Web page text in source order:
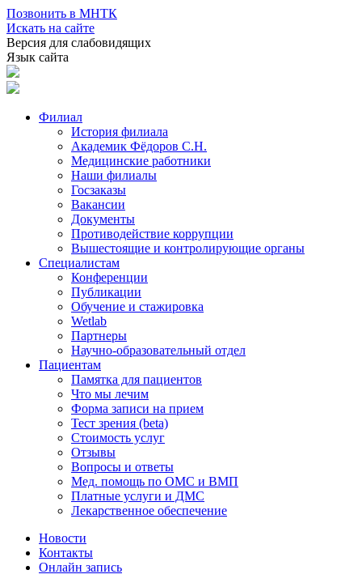
Позвонить в МНТК
Искать на сайте
Версия для слабовидящих
Язык сайта
Филиал
История филиала
Академик Фёдоров С.Н.
Медицинские работники
Наши филиалы
Госзаказы
Вакансии
Документы
Противодействие коррупции
Вышестоящие и контролирующие органы
Специалистам
Конференции
Публикации
Обучение и стажировка
Wetlab
Партнеры
Научно-образовательный отдел
Пациентам
Памятка для пациентов
Что мы лечим
Форма записи на прием
Тест зрения (beta)
Стоимость услуг
Отзывы
Вопросы и ответы
Мед. помощь по ОМС и ВМП
Платные услуги и ДМС
Лекарственное обеспечение
Новости
Контакты
Онлайн запись